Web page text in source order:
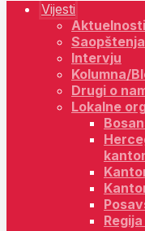
Vijesti
Aktuelnosti
Intervju
Kolumna/
Drugi o
Lokalne